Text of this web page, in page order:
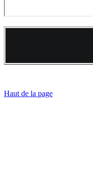
Haut de la page